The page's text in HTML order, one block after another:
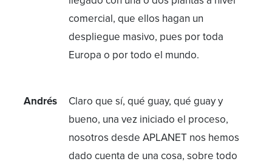
comercial, que ellos hagan un
despliegue masivo, pues por toda
Europa o por todo el mundo.
Andrés
Claro que sí, qué guay, qué guay y
bueno, una vez iniciado el proceso,
nosotros desde APLANET nos hemos
dado cuenta de una cosa, sobre todo